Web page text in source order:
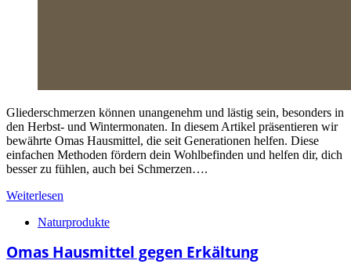
Gliederschmerzen können unangenehm und lästig sein, besonders in
den Herbst- und Wintermonaten. In diesem Artikel präsentieren wir
bewährte Omas Hausmittel, die seit Generationen helfen. Diese
einfachen Methoden fördern dein Wohlbefinden und helfen dir, dich
besser zu fühlen, auch bei Schmerzen….
Weiterlesen
Naturprodukte
Omas Hausmittel gegen Erkältung